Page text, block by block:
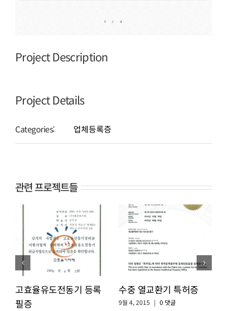
Project Description
Project Details
Categories: 업체등록증
관련 프로젝트들
고효율유도전동기 등록
필증
수중 열교환기 특허증
9월 4, 2015 | 0 댓글